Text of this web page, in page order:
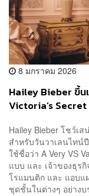
8 มกราคม 2026
Hailey Bieber ขึ้น
Victoria’s Secret
Hailey Bieber โชว์เ
สำหรับวันวาเลนไทน์
ใช้ชื่อว่า A Very VS
แบบ และ เจ้าของธุร
โรแมนติก และ แอบแ
ชุดชั้นในต่างๆ อย่างบ